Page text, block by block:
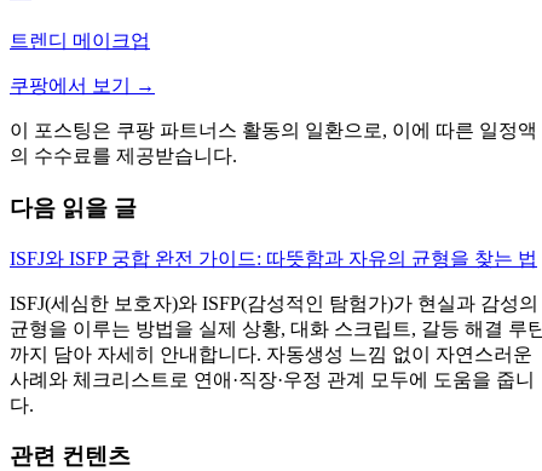
트렌디 메이크업
쿠팡에서 보기 →
이 포스팅은 쿠팡 파트너스 활동의 일환으로, 이에 따른 일정액
의 수수료를 제공받습니다.
다음 읽을 글
ISFJ와 ISFP 궁합 완전 가이드: 따뜻함과 자유의 균형을 찾는 법
ISFJ(세심한 보호자)와 ISFP(감성적인 탐험가)가 현실과 감성의
균형을 이루는 방법을 실제 상황, 대화 스크립트, 갈등 해결 루
까지 담아 자세히 안내합니다. 자동생성 느낌 없이 자연스러운
사례와 체크리스트로 연애·직장·우정 관계 모두에 도움을 줍니
다.
관련 컨텐츠